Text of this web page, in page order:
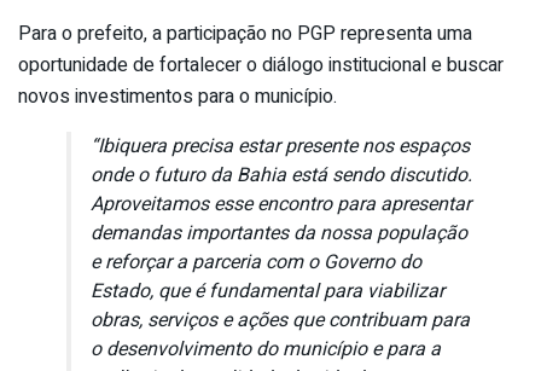
Para o prefeito, a participação no PGP representa uma
oportunidade de fortalecer o diálogo institucional e buscar
novos investimentos para o município.
“Ibiquera precisa estar presente nos espaços
onde o futuro da Bahia está sendo discutido.
Aproveitamos esse encontro para apresentar
demandas importantes da nossa população
e reforçar a parceria com o Governo do
Estado, que é fundamental para viabilizar
obras, serviços e ações que contribuam para
o desenvolvimento do município e para a